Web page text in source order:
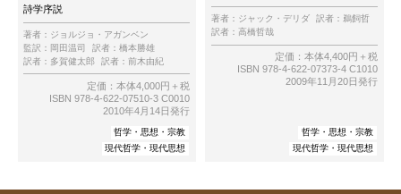
詩学序説
著者： ジョルジョ・アガンベン
監訳： 岡田温司 訳者： 橋本勝雄
訳者： 多賀健太郎 訳者： 前木由紀
定価：本体4,000円＋税
ISBN 978-4-622-07510-3 C0010
2010年4月14日発行
哲学・思想・宗教
現代哲学・現代思想
著者： ジャック・デリダ 訳者： 鵜飼哲
訳者： 高橋哲哉
定価：本体4,400円＋税
ISBN 978-4-622-07373-4 C1010
2009年11月20日発行
哲学・思想・宗教
現代哲学・現代思想